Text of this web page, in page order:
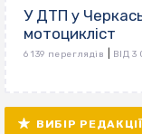
У ДТП у
мотоцикліст
6 139 переглядів ВІД
ВИБІР РЕДАКЦІЇ